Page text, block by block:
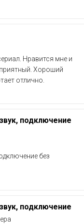
Нравится мне и
приятный. Хороший
отлично.
подключение
без
подключение